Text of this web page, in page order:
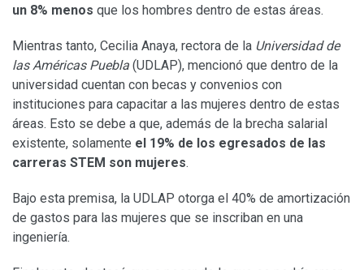
un 8% menos que los hombres dentro de estas áreas.
Mientras tanto, Cecilia Anaya, rectora de la Universidad de
las Américas Puebla (UDLAP), mencionó que dentro de la
universidad cuentan con becas y convenios con
instituciones para capacitar a las mujeres dentro de estas
áreas. Esto se debe a que, además de la brecha salarial
existente, solamente el 19% de los egresados de las
carreras STEM son mujeres.
Bajo esta premisa, la UDLAP otorga el 40% de amortización
de gastos para las mujeres que se inscriban en una
ingeniería.